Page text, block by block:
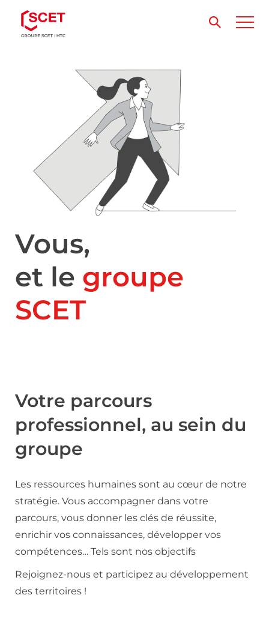
Vous,
et le groupe
SCET
Votre parcours
professionnel, au sein du
groupe
Les ressources humaines sont au cœur de notre
stratégie. Vous accompagner dans votre
parcours, vous donner les clés de réussite,
enrichir vos connaissances, développer vos
compétences… Tels sont nos objectifs
Rejoignez-nous et participez au développement
des territoires !